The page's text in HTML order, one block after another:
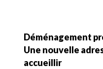
Déménagement
Une nouvelle
accueillir